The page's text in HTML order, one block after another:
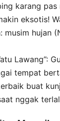
karang pas
eksotis!
musim hujan
Lawang”:
tempat
buat
nggak